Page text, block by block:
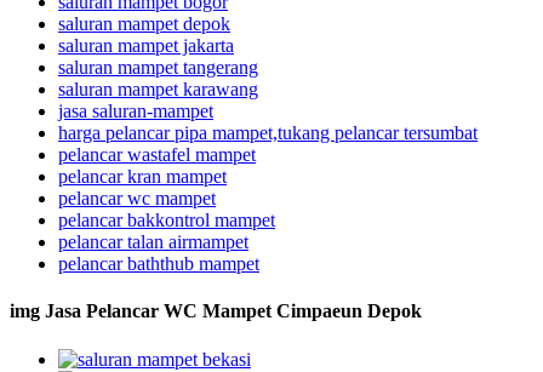
saluran mampet depok
saluran mampet jakarta
saluran mampet tangerang
saluran mampet karawang
jasa saluran-mampet
harga pelancar pipa mampet,tukang pelancar tersumbat
pelancar wastafel mampet
pelancar kran mampet
pelancar wc mampet
pelancar bakkontrol mampet
pelancar talan airmampet
pelancar baththub mampet
img Jasa Pelancar WC Mampet Cimpaeun Depok